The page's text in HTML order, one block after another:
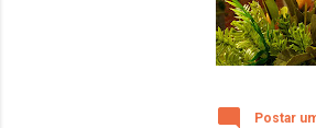
Postar